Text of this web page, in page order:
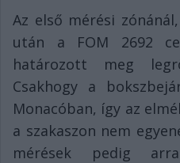
Az első mérési
után a FOM 2692
határozott meg
Csakhogy a
Monacóban, így az
a szakaszon nem
mérések pedig